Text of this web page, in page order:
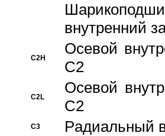
внутренний
C2H
Осевой
C2
C2L
Осевой
C2
C3
Pадиальный